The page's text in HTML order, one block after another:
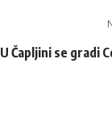
U Čapljini se gradi